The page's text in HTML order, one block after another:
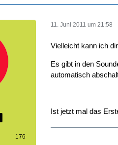
176
11. Juni 2011 um 21:58
Vielleicht kann ich
Es gibt in den
automatisch
Ist jetzt mal das